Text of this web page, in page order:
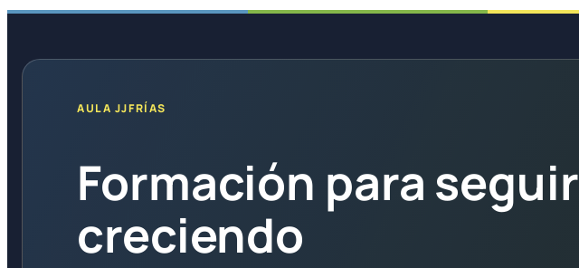
AULA JJFRÍAS
Formación para seguir
creciendo